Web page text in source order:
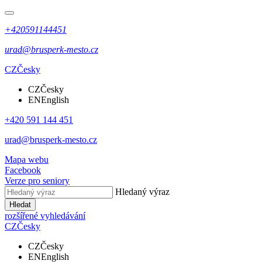
+420591144451
urad@brusperk-mesto.cz
CZČesky
CZČesky
ENEnglish
+420 591 144 451
urad@brusperk-mesto.cz
Mapa webu
Facebook
Verze pro seniory
Hledaný výraz
Hledat
rozšířené vyhledávání
CZČesky
CZČesky
ENEnglish